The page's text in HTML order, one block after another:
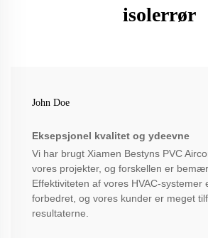
isolerrør
John Doe
Eksepsjonel kvalitet og ydeevne
Vi har brugt Xiamen Bestyns PVC
vores projekter, og forskellen er
Effektiviteten af vores HVAC-systemer
forbedret, og vores kunder er meget
resultaterne.